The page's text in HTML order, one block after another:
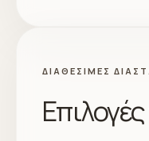
ΔΙΑΘΈΣΙΜΕΣ